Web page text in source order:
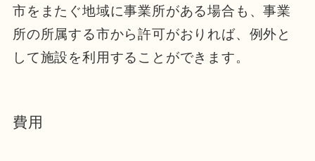
市をまたぐ地域に事業所がある場合も、事業
所の所属する市から許可がおりれば、例外と
して施設を利用することができます。
費用